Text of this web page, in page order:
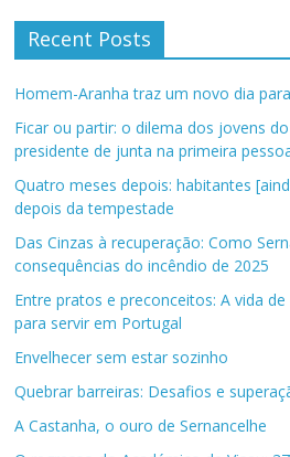
Recent Posts
Homem-Aranha traz um novo dia
Ficar ou partir: o dilema dos jovens
presidente de junta na primeira
Quatro meses depois: habitantes
depois da tempestade
Das Cinzas à recuperação: Como
consequências do incêndio de 2025
Entre pratos e preconceitos: A vida
para servir em Portugal
Envelhecer sem estar sozinho
Quebrar barreiras: Desafios e
A Castanha, o ouro de Sernancelhe